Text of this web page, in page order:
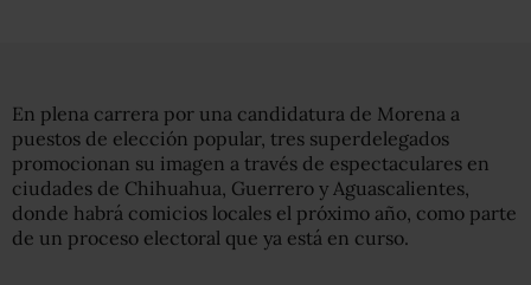
En plena carrera por una candidatura de Morena a
puestos de elección popular, tres superdelegados
promocionan su imagen a través de espectaculares en
ciudades de Chihuahua, Guerrero y Aguascalientes,
donde habrá comicios locales el próximo año, como parte
de un proceso electoral que ya está en curso.